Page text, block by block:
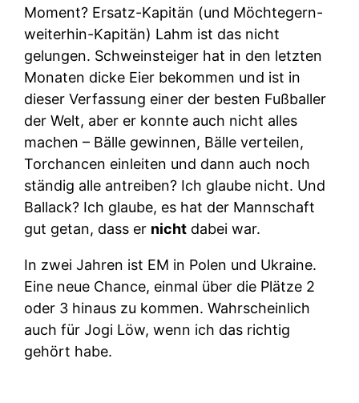
Moment? Ersatz-Kapitän (und Möchtegern-
weiterhin-Kapitän) Lahm ist das nicht
gelungen. Schweinsteiger hat in den letzten
Monaten dicke Eier bekommen und ist in
dieser Verfassung einer der besten Fußballer
der Welt, aber er konnte auch nicht alles
machen – Bälle gewinnen, Bälle verteilen,
Torchancen einleiten und dann auch noch
ständig alle antreiben? Ich glaube nicht. Und
Ballack? Ich glaube, es hat der Mannschaft
gut getan, dass er nicht dabei war.
In zwei Jahren ist EM in Polen und Ukraine.
Eine neue Chance, einmal über die Plätze 2
oder 3 hinaus zu kommen. Wahrscheinlich
auch für Jogi Löw, wenn ich das richtig
gehört habe.